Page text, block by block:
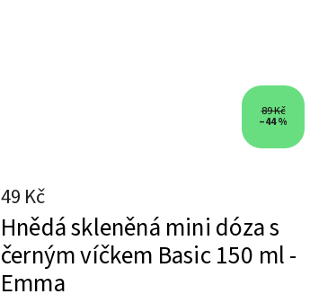
89 Kč
–44 %
Hnědá skleněná mini dóza s
černým víčkem Basic 150 ml -
Emma
49 Kč